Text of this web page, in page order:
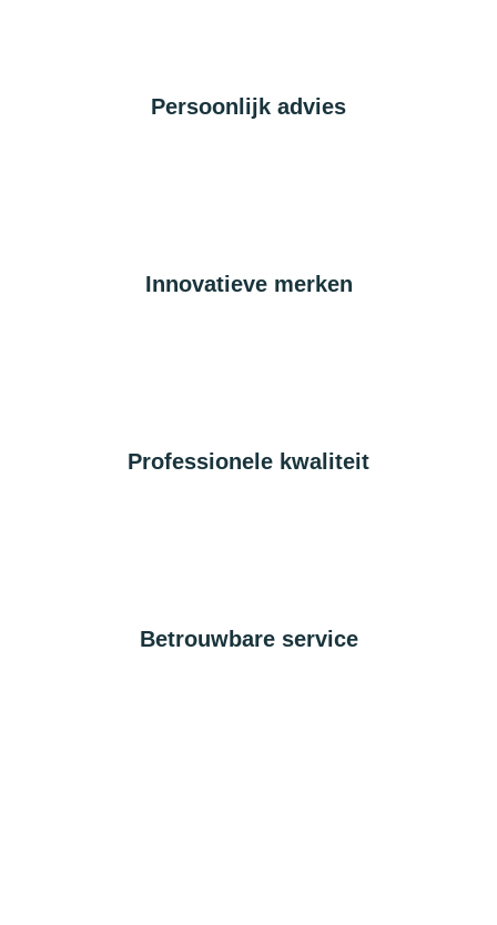
Persoonlijk advies
Innovatieve merken
Professionele kwaliteit
Betrouwbare service